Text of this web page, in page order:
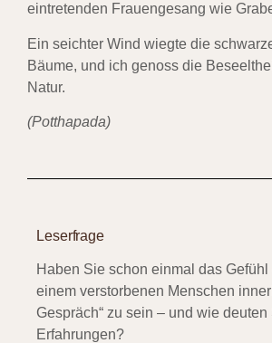
eintretenden Frauengesang wie
Ein seichter Wind wiegte die
Bäume, und ich genoss die
Natur.
(Potthapada)
Leserfrage
Haben Sie schon einmal das Gefühl
einem verstorbenen Menschen
Gespräch“ zu sein – und wie
Erfahrungen?